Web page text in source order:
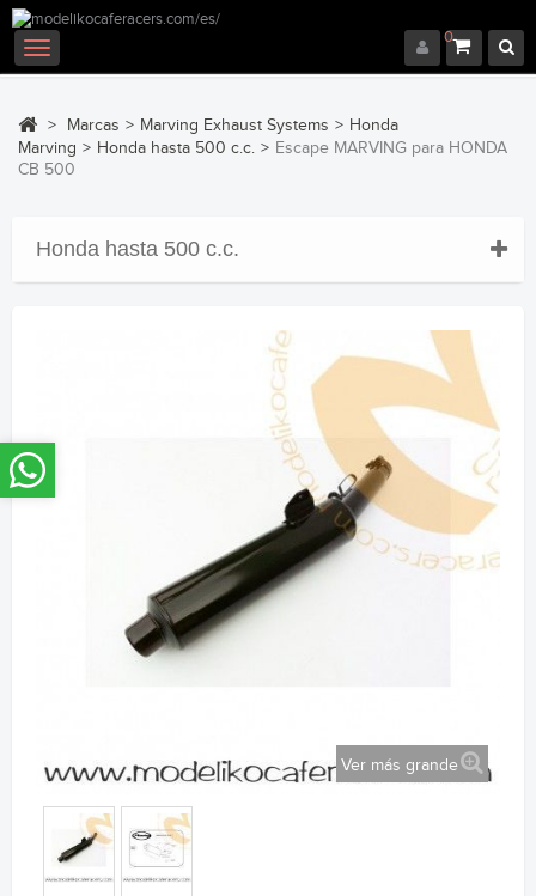
0
Navegación
Toggle
> Marcas > Marving Exhaust Systems > Honda
Marving > Honda hasta 500 c.c. > Escape MARVING para HONDA
CB 500
Honda hasta 500 c.c.
Ver más grande